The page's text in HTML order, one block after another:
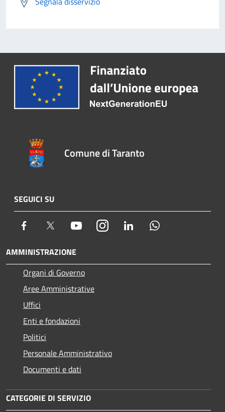
Comune di Taranto
SEGUICI SU
Facebook Twitter YoutubeInstagram LinkedIn
AMMINISTRAZIONE
Organi di Governo
Aree Amministrative
Uffici
Enti e fondazioni
Politici
Personale Amministrativo
Documenti e dati
CATEGORIE DI SERVIZIO